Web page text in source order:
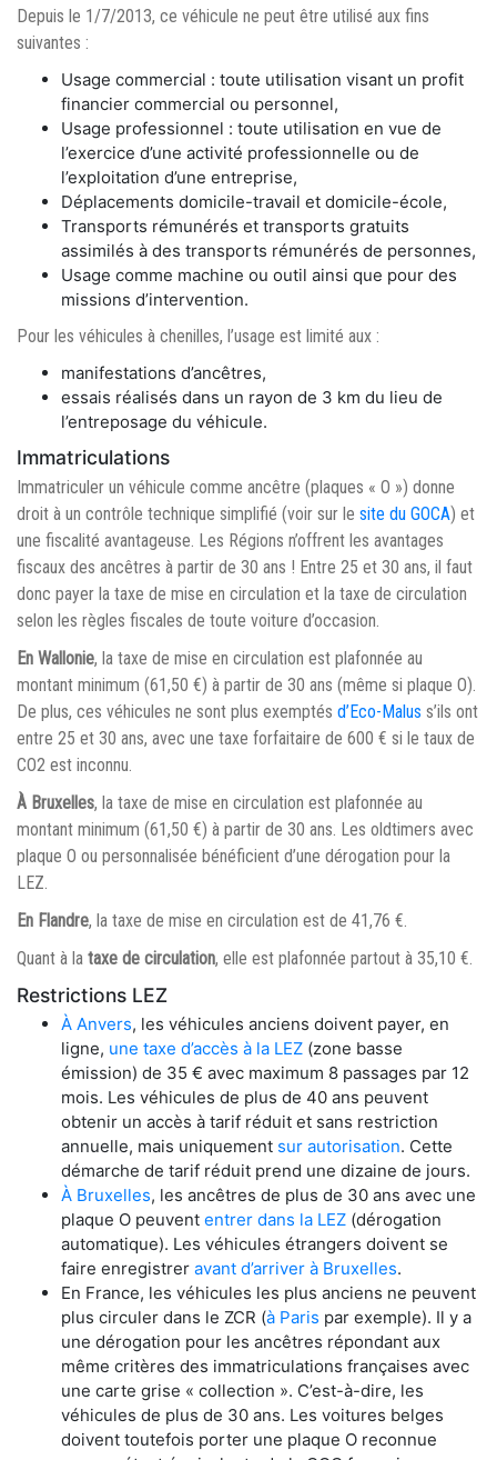
Depuis le 1/7/2013, ce véhicule ne peut être utilisé aux fins
suivantes :
Usage commercial : toute utilisation visant un profit
financier commercial ou personnel,
Usage professionnel : toute utilisation en vue de
l’exercice d’une activité professionnelle ou de
l’exploitation d’une entreprise,
Déplacements domicile-travail et domicile-école,
Transports rémunérés et transports gratuits
assimilés à des transports rémunérés de personnes,
Usage comme machine ou outil ainsi que pour des
missions d’intervention.
Pour les véhicules à chenilles, l’usage est limité aux :
manifestations d’ancêtres,
essais réalisés dans un rayon de 3 km du lieu de
l’entreposage du véhicule.
Immatriculations
Immatriculer un véhicule comme ancêtre (plaques « O ») donne
droit à un contrôle technique simplifié (voir sur le site du GOCA) et
une fiscalité avantageuse. Les Régions n’offrent les avantages
fiscaux des ancêtres à partir de 30 ans ! Entre 25 et 30 ans, il faut
donc payer la taxe de mise en circulation et la taxe de circulation
selon les règles fiscales de toute voiture d’occasion.
En Wallonie, la taxe de mise en circulation est plafonnée au
montant minimum (61,50 €) à partir de 30 ans (même si plaque O).
De plus, ces véhicules ne sont plus exemptés d’Eco-Malus s’ils ont
entre 25 et 30 ans, avec une taxe forfaitaire de 600 € si le taux de
CO2 est inconnu.
À Bruxelles, la taxe de mise en circulation est plafonnée au
montant minimum (61,50 €) à partir de 30 ans. Les oldtimers avec
plaque O ou personnalisée bénéficient d’une dérogation pour la
LEZ.
En Flandre, la taxe de mise en circulation est de 41,76 €.
Quant à la taxe de circulation, elle est plafonnée partout à 35,10 €.
Restrictions LEZ
À Anvers, les véhicules anciens doivent payer, en
ligne, une taxe d’accès à la LEZ (zone basse
émission) de 35 € avec maximum 8 passages par 12
mois. Les véhicules de plus de 40 ans peuvent
obtenir un accès à tarif réduit et sans restriction
annuelle, mais uniquement sur autorisation. Cette
démarche de tarif réduit prend une dizaine de jours.
À Bruxelles, les ancêtres de plus de 30 ans avec une
plaque O peuvent entrer dans la LEZ (dérogation
automatique). Les véhicules étrangers doivent se
faire enregistrer avant d’arriver à Bruxelles.
En France, les véhicules les plus anciens ne peuvent
plus circuler dans le ZCR (à Paris par exemple). Il y a
une dérogation pour les ancêtres répondant aux
même critères des immatriculations françaises avec
une carte grise « collection ». C’est-à-dire, les
véhicules de plus de 30 ans. Les voitures belges
doivent toutefois porter une plaque O reconnue